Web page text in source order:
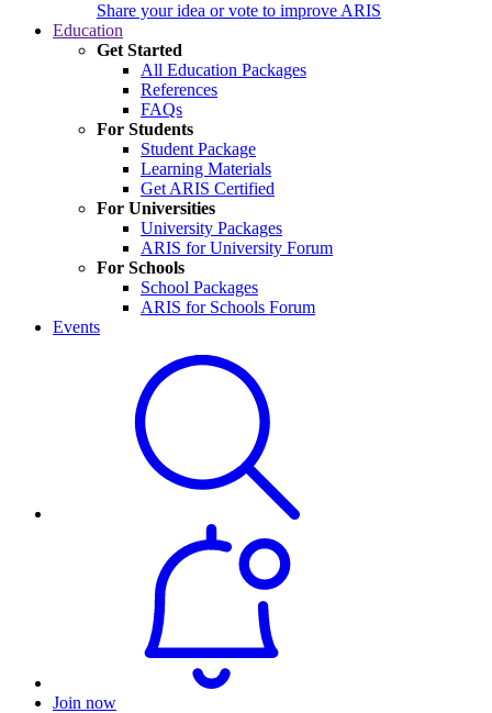
Share your idea or vote to improve ARIS
Education
Get Started
All Education Packages
References
FAQs
For Students
Student Package
Learning Materials
Get ARIS Certified
For Universities
University Packages
ARIS for University Forum
For Schools
School Packages
ARIS for Schools Forum
Events
Join now